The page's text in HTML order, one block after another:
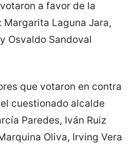
a favor de la
Margarita Laguna Jara,
Osvaldo Sandoval
que votaron en contra
cuestionado alcalde
Paredes, Iván Ruiz
Oliva, Irving Vera